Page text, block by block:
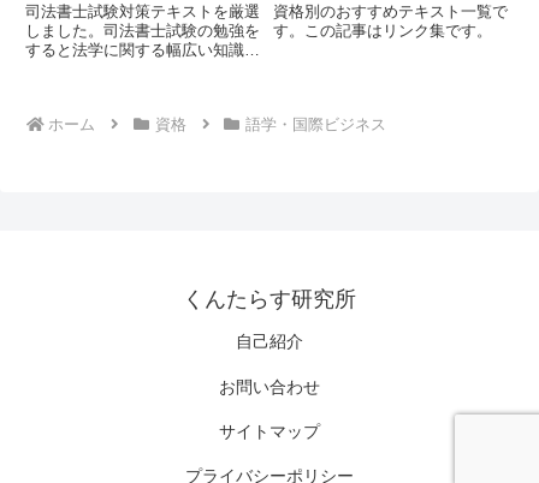
司法書士試験対策テキストを厳選
しました。司法書士試験の勉強を
すると法学に関する幅広い知識が
資格別のおすすめテキスト一覧で
す。この記事はリンク集です。
ホーム 資格 語学・国際ビジネス
くんたらす研究所
自己紹介
お問い合わせ
サイトマップ
プライバシーポリシー